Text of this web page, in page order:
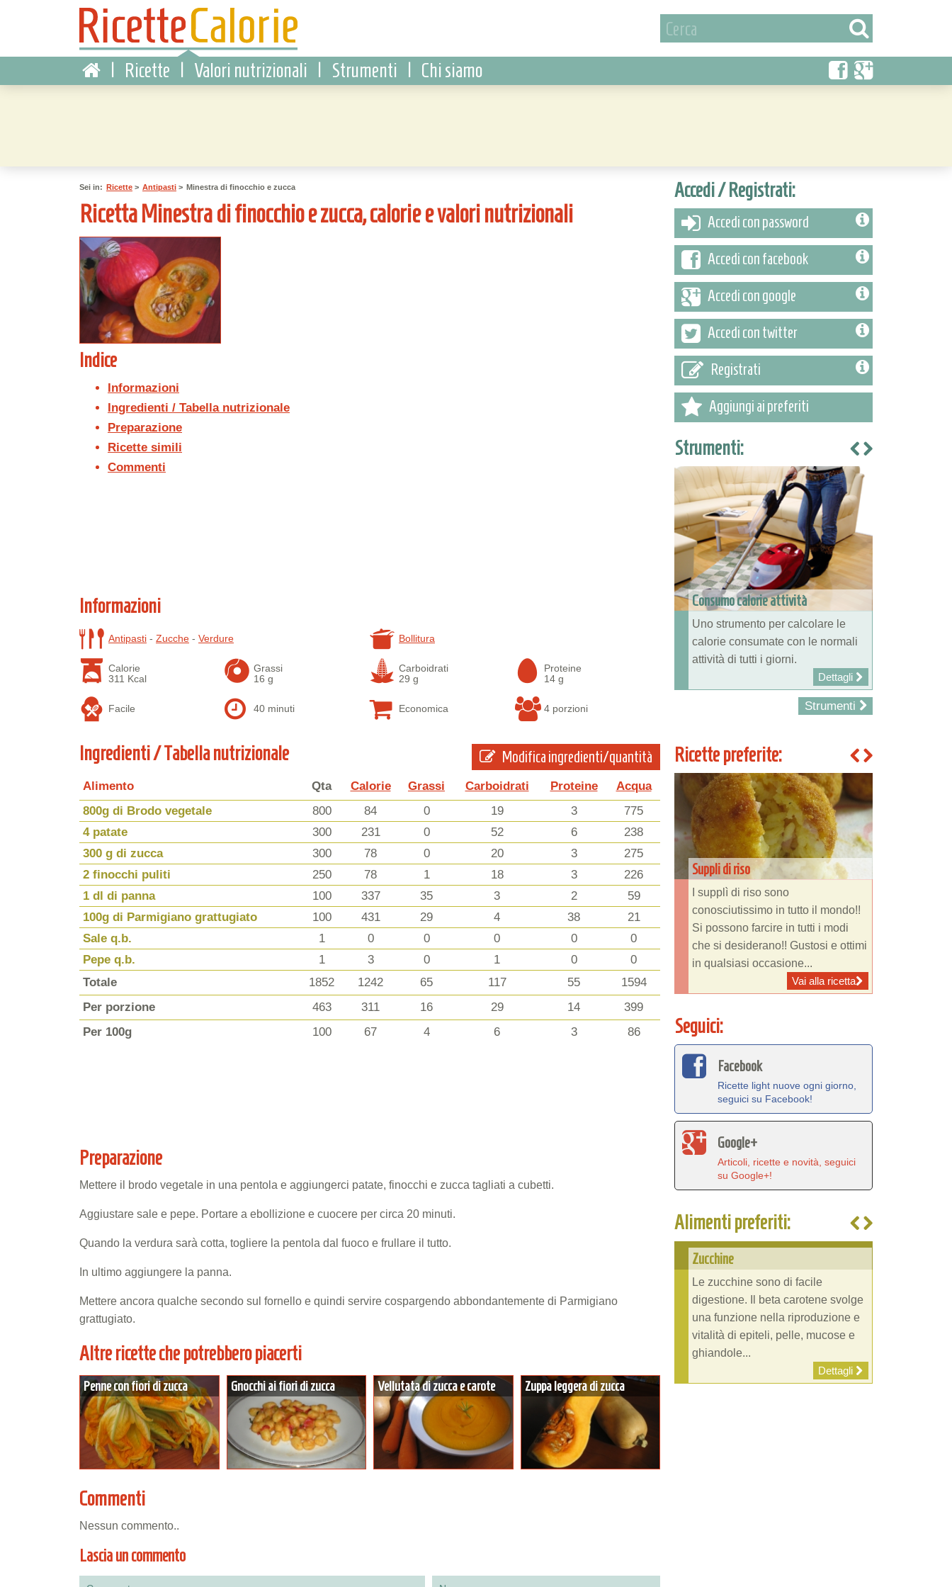
Ricette Valori nutrizionali Strumenti Chi siamo
Sei in: Ricette > Antipasti > Minestra di finocchio e zucca
Ricetta Minestra di finocchio e zucca, calorie e valori nutrizionali
Indice
Informazioni
Ingredienti / Tabella nutrizionale
Preparazione
Ricette simili
Commenti
Informazioni
Antipasti - Zucche - Verdure Bollitura
Calorie
311 Kcal
Grassi
16 g
Carboidrati
29 g
Proteine
14 g
Facile 40 minuti Economica 4 porzioni
Ingredienti / Tabella nutrizionale Modifica ingredienti/quantità
Alimento Qta Calorie Grassi Carboidrati Proteine
Acqua
800g di Brodo vegetale
800 84 0 19 3
775
4 patate
300 231 0 52 6
238
300 g di zucca
300 78 0 20 3
275
2 finocchi puliti
250 78 1 18 3
226
1 dl di panna
100 337 35 3 2
59
100g di Parmigiano grattugiato
100 431 29 4 38
21
Sale q.b.
1 0 0 0 0
0
Pepe q.b.
1 3 0 1 0
0
Totale
1852 1242 65 117 55
1594
Per porzione
463 311 16 29 14
399
Per 100g
100 67 4 6 3 86
Preparazione
Mettere il brodo vegetale in una pentola e aggiungerci patate, finocchi e zucca tagliati a cubetti.
Aggiustare sale e pepe. Portare a ebollizione e cuocere per circa 20 minuti.
Quando la verdura sarà cotta, togliere la pentola dal fuoco e frullare il tutto.
In ultimo aggiungere la panna.
Mettere ancora qualche secondo sul fornello e quindi servire cospargendo abbondantemente di Parmigiano
grattugiato.
Altre ricette che potrebbero piacerti
Penne con fiori di zucca Gnocchi ai fiori di zucca Vellutata di zucca e carote Zuppa leggera di zucca
Commenti
Nessun commento..
Lascia un commento
Accedi / Registrati:
Accedi con password
Accedi con facebook
Accedi con google
Accedi con twitter
Registrati
Aggiungi ai preferiti
Strumenti:
Consumo calorie attività
Uno strumento per calcolare le
calorie consumate con le normali
attività di tutti i giorni.
Dettagli
Strumenti
Ricette preferite:
Suppli di riso
I supplì di riso sono
conosciutissimo in tutto il mondo!!
Si possono farcire in tutti i modi
che si desiderano!! Gustosi e ottimi
in qualsiasi occasione...
Vai alla ricetta
Seguici:
Facebook
Ricette light nuove ogni giorno,
seguici su Facebook!
Google+
Articoli, ricette e novità, seguici
su Google+!
Alimenti preferiti:
Zucchine
Le zucchine sono di facile
digestione. Il beta carotene svolge
una funzione nella riproduzione e
vitalità di epiteli, pelle, mucose e
ghiandole...
Dettagli